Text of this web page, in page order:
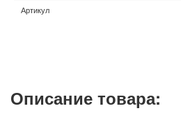
Артикул
Описание товара: